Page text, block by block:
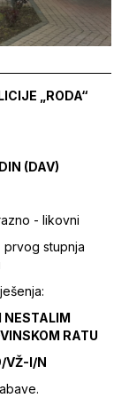
„RODA“
(DAV)
- likovni
prvog stupnja
NESTALIM
RATU
VŽ-I/N